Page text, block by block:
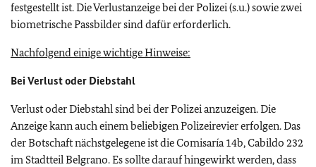
festgestellt ist. Die Verlustanzeige bei der Polizei (s.u.) sowie zwei
biometrische Passbilder sind dafür erforderlich.
Nachfolgend einige wichtige Hinweise:
Bei Verlust oder Diebstahl
Verlust oder Diebstahl sind bei der Polizei anzuzeigen. Die
Anzeige kann auch einem beliebigen Polizeirevier erfolgen. Das
der Botschaft nächstgelegene ist die Comisaría 14b, Cabildo 232
im Stadtteil Belgrano. Es sollte darauf hingewirkt werden, dass